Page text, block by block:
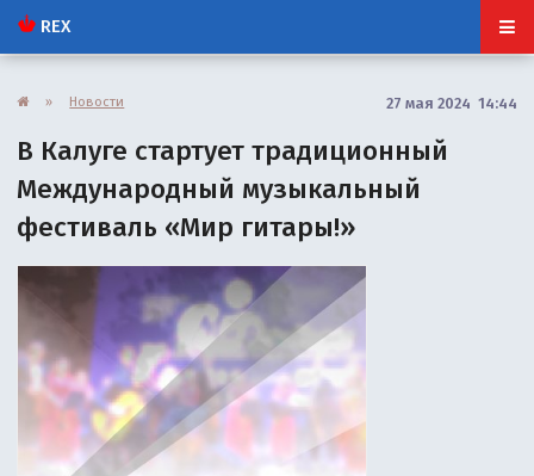
REX
» Новости 27 мая 2024 14:44
В Калуге стартует традиционный
Международный музыкальный
фестиваль «Мир гитары!»